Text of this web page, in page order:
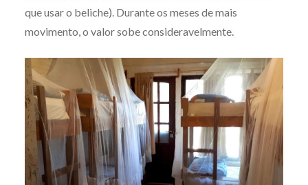
que usar o beliche). Durante os meses de mais
movimento, o valor sobe consideravelmente.